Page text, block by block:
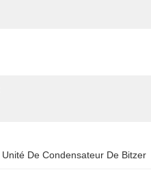
Unité De Condensateur De Bitzer